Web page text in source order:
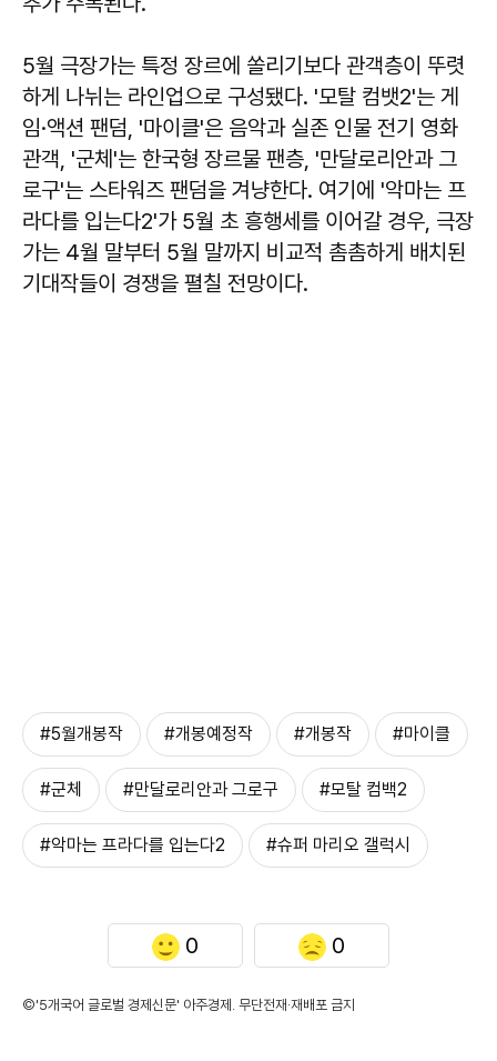
5월 극장가는 특정 장르에 쏠리기보다 관객층이 뚜렷
하게 나뉘는 라인업으로 구성됐다. '모탈 컴뱃2'는 게
임·액션 팬덤, '마이클'은 음악과 실존 인물 전기 영화
관객, '군체'는 한국형 장르물 팬층, '만달로리안과 그
로구'는 스타워즈 팬덤을 겨냥한다. 여기에 '악마는 프
라다를 입는다2'가 5월 초 흥행세를 이어갈 경우, 극장
가는 4월 말부터 5월 말까지 비교적 촘촘하게 배치된
기대작들이 경쟁을 펼칠 전망이다.
#5월개봉작 #개봉예정작 #개봉작 #마이클
#군체 #만달로리안과 그로구 #모탈 컴백2
#악마는 프라다를 입는다2 #슈퍼 마리오 갤럭시
0 0
©'5개국어 글로벌 경제신문' 아주경제. 무단전재·재배포 금지